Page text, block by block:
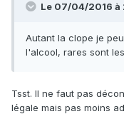
Le 07/04/2016 à
Autant la clope je
l'alcool, rares sont
Tsst. Il ne faut pas
légale mais pas moins